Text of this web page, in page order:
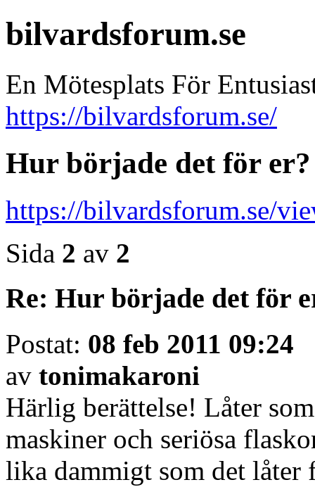
bilvardsforum.se
En Mötesplats För
https://bilvardsforum.se/
Hur började det för er?
https://bilvardsforum.se/
Sida 2 av 2
Re: Hur började det för
Postat: 08 feb 2011 09:24
av tonimakaroni
Härlig berättelse! Låter
maskiner och seriösa
lika dammigt som det låter